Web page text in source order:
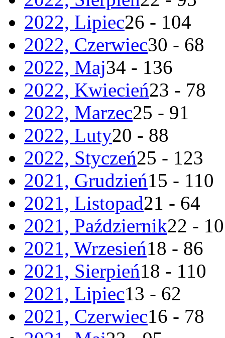
2022, Lipiec26 - 104
2022, Czerwiec30 - 68
2022, Maj34 - 136
2022, Kwiecień23 - 78
2022, Marzec25 - 91
2022, Luty20 - 88
2022, Styczeń25 - 123
2021, Grudzień15 - 110
2021, Listopad21 - 64
2021, Październik22 -
2021, Wrzesień18 - 86
2021, Sierpień18 - 110
2021, Lipiec13 - 62
2021, Czerwiec16 - 78